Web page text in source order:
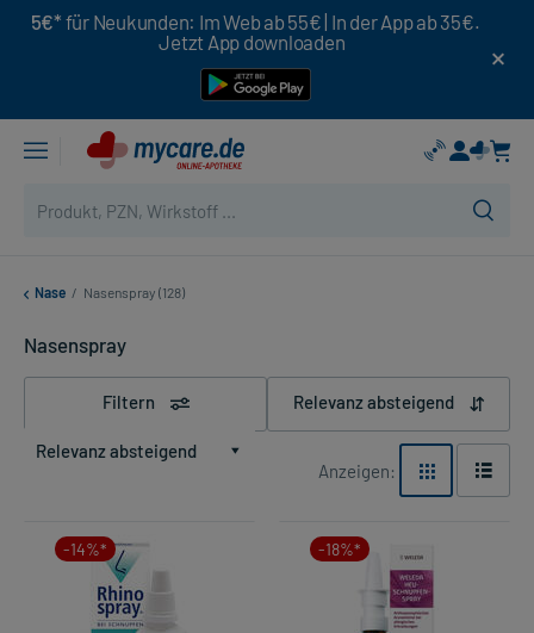
5€* für Neukunden: Im Web ab 55€ | In der App ab 35€.
Jetzt App downloaden
Nase / Nasenspray (128)
Nasenspray
Filtern Relevanz absteigend
Relevanz absteigend
Anzeigen:
-14%* -18%*